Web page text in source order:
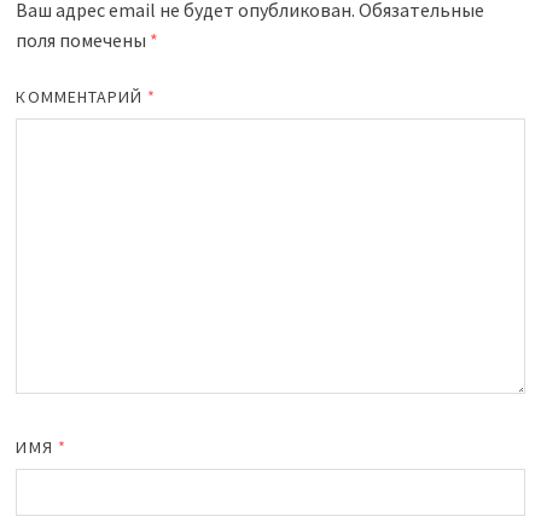
Ваш адрес email не будет опубликован. Обязательные
поля помечены *
КОММЕНТАРИЙ *
ИМЯ *